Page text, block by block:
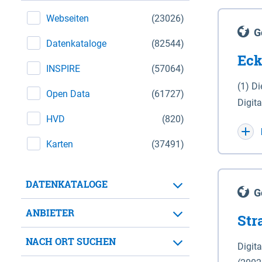
(23026)
Webseiten
(82544)
Datenkataloge
(57064)
INSPIRE
(61727)
Open Data
(820)
HVD
(37491)
Karten
DATENKATALOGE
ANBIETER
NACH ORT SUCHEN
(1)
WGS
für
der in